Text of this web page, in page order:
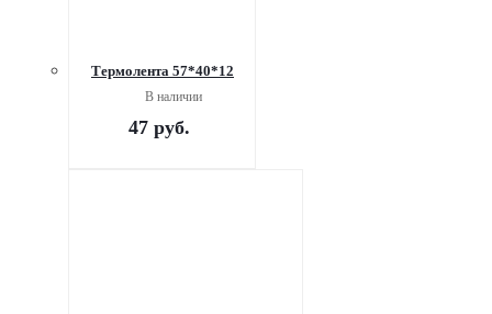
Термолента 57*40*12
В наличии
47руб.